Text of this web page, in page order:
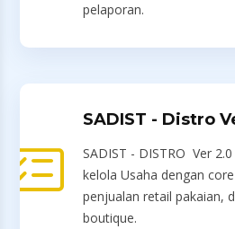
pelaporan.
SADIST - Distro
SADIST - DISTRO Ver
kelola Usaha dengan
penjualan retail pakaian,
boutique.